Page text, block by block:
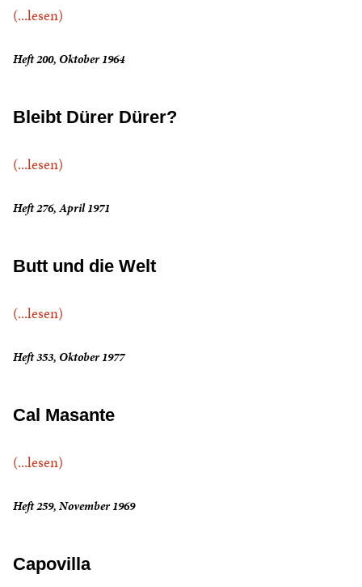
(...lesen)
Heft 200, Oktober 1964
Bleibt Dürer Dürer?
(...lesen)
Heft 276, April 1971
Butt und die Welt
(...lesen)
Heft 353, Oktober 1977
Cal Masante
(...lesen)
Heft 259, November 1969
Capovilla